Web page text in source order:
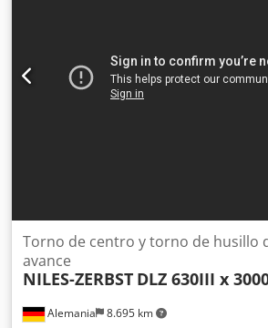
Corte de roscas: Sí Peso máximo de la
hasta 12.500 kg
Alemania 8.695 km
Torno de centro y torno de husillo
avance
NILES-ZERBST DLZ 630III x